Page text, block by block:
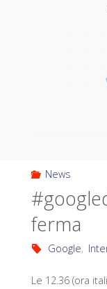
News
ferma
Google,
Le 12.36 (ora